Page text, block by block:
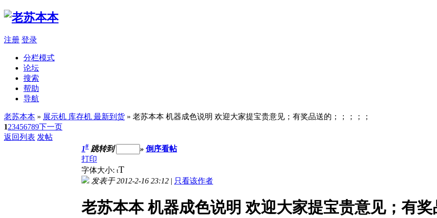
注册 登录
分栏模式
论坛
搜索
帮助
导航
老苏本本 » 展示机 库存机 最新到货 » 老苏本本 机器成色说明 欢迎大家提宝贵意见；有奖品送的；；；；；
123456789下一页
返回列表 发帖
1# 跳转到 » 倒序看帖
打印
字体大小: tT
发表于 2012-2-16 23:12 | 只看该作者
老苏本本 机器成色说明 欢迎大家提宝贵意见；有奖